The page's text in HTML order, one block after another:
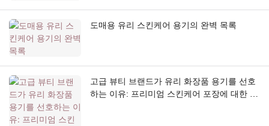
도매용 유리 스킨케어 용기의 완벽 목록
고급 뷰티 브랜드가 유리 화장품 용기를 선호
하는 이유: 프리미엄 스킨케어 포장에 대한 완